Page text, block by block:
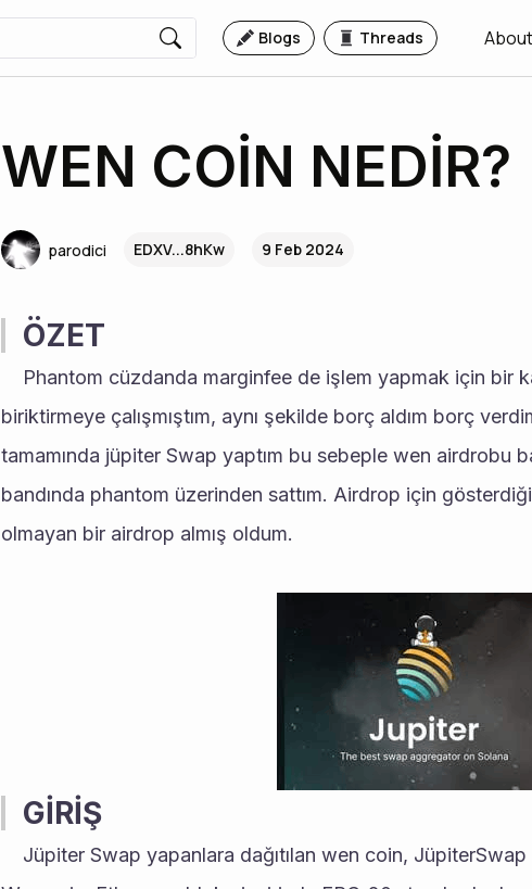
Blogs Threads About
WEN COİN NEDİR?
parodici EDXV...8hKw 9 Feb 2024
ÖZET
biriktirmeye çalışmıştım, aynı şekilde borç aldım borç
tamamında jüpiter Swap yaptım bu sebeple wen airdrobu
bandında phantom üzerinden sattım. Airdrop için
olmayan bir airdrop almış oldum.
GİRİŞ